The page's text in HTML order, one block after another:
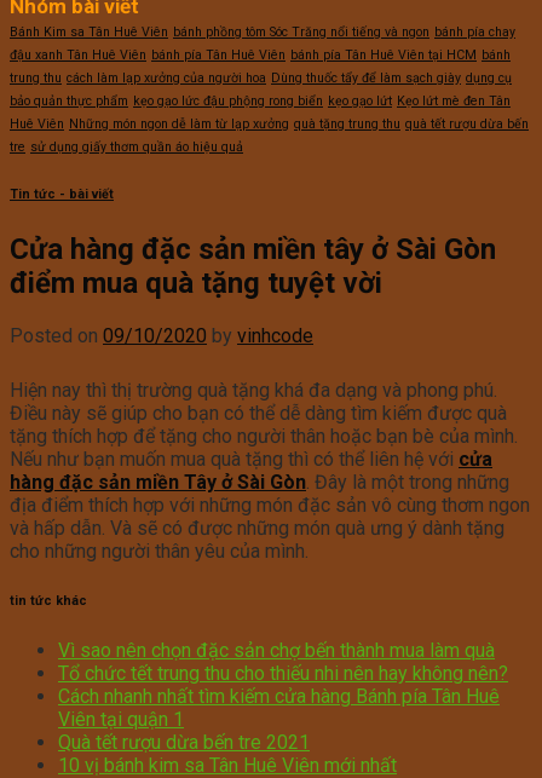
Nhóm bài viết
Bánh Kim sa Tân Huê Viên bánh phồng tôm Sóc Trăng nổi tiếng và ngon bánh pía chay
đậu xanh Tân Huê Viên bánh pía Tân Huê Viên bánh pía Tân Huê Viên tại HCM bánh
trung thu cách làm lạp xưởng của người hoa Dùng thuốc tẩy để làm sạch giày dụng cụ
bảo quản thực phẩm kẹo gạo lức đậu phộng rong biển kẹo gạo lứt Kẹo lứt mè đen Tân
Huê Viên Những món ngon dễ làm từ lạp xưởng quà tặng trung thu quà tết rượu dừa bến
tre sử dụng giấy thơm quần áo hiệu quả
Tin tức - bài viết
Cửa hàng đặc sản miền tây ở Sài Gòn
điểm mua quà tặng tuyệt vời
Posted on 09/10/2020 by vinhcode
Hiện nay thì thị trường quà tặng khá đa dạng và phong phú.
Điều này sẽ giúp cho bạn có thể dễ dàng tìm kiếm được quà
tặng thích hợp để tặng cho người thân hoặc bạn bè của mình.
Nếu như bạn muốn mua quà tặng thì có thể liên hệ với cửa
hàng đặc sản miền Tây ở Sài Gòn . Đây là một trong những
địa điểm thích hợp với những món đặc sản vô cùng thơm ngon
và hấp dẫn. Và sẽ có được những món quà ưng ý dành tặng
cho những người thân yêu của mình.
tin tức khác
Vì sao nên chọn đặc sản chợ bến thành mua làm quà
Tổ chức tết trung thu cho thiếu nhi nên hay không nên?
Cách nhanh nhất tìm kiếm cửa hàng Bánh pía Tân Huê
Viên tại quận 1
Quà tết rượu dừa bến tre 2021
10 vị bánh kim sa Tân Huê Viên mới nhất